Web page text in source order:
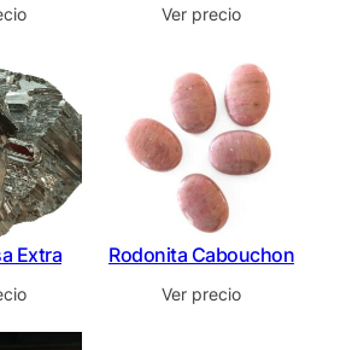
Ver precio
Extra Rodonita Cabouchon
Ver precio